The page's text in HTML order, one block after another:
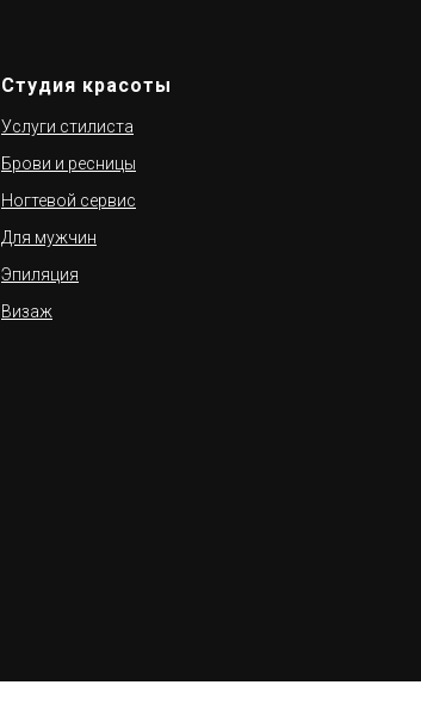
Студия красоты
Услуги стилиста
Брови и ресницы
Ногтевой сервис
Для мужчин
Эпиляция
Визаж